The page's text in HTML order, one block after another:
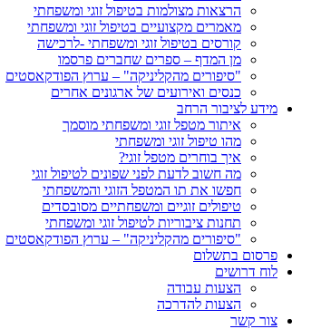
הרצאות מצולמות בטיפול זוגי ומשפחתי
מאמרים מקצועיים בטיפול זוגי ומשפחתי
קורסים בטיפול זוגי ומשפחתי -לרכישה
מן המדף – ספרים שחברים פרסמו
"סיפורים מהקליניקה" – ערוץ הפודקאסטים
כנסים ואירועים של ארגונים אחרים
מידע לציבור הרחב
איתור מטפל זוגי ומשפחתי מוסמך
מהו טיפול זוגי ומשפחתי
איך בוחרים מטפל זוגי?
מה חשוב לדעת לפני שפונים לטיפול זוגי
חפשו את תו המטפל הזוגי והמשפחתי
טיפולים זוגיים ומשפחתיים מסובסדים
תחנות ציבוריות לטיפול זוגי ומשפחתי
"סיפורים מהקליניקה" – ערוץ הפודקאסטים
פרסום בתשלום
לוח דרושים
הצעות עבודה
הצעות להדרכה
צור קשר